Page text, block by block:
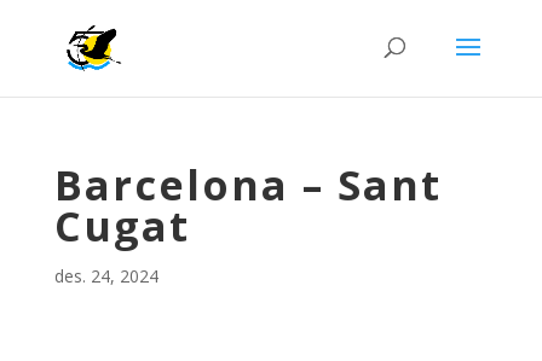
Barcelona – Sant
Cugat
des. 24, 2024